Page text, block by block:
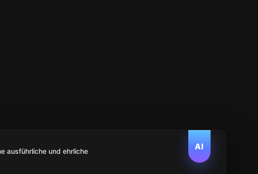
AI
ausführliche und ehrliche